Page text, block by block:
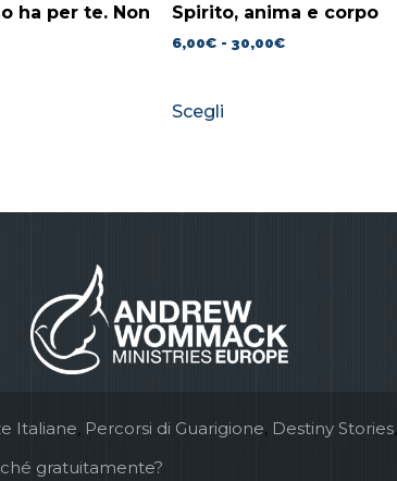
ha per te. Non
Spirito, anima e corpo
6,00€ - 30,00€
Scegli
Italiane, Percorsi di Guarigione, Destiny Stories,
gratuitamente?